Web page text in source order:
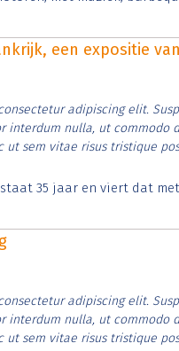
een expositie
adipiscing elit.
interdum nulla, ut
ut sem vitae risus tristique
35 jaar en viert dat
adipiscing elit.
interdum nulla, ut
ut sem vitae risus tristique